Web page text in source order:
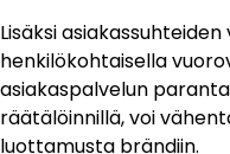
Lisäksi
henkilökohtaisella
asiakaspalvelun
räätälöinnillä, voi
luottamusta brändiin.